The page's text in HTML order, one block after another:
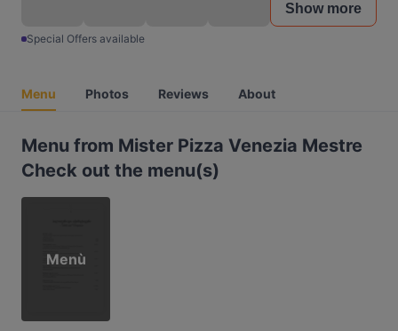
Show more
Special Offers available
Menu Photos Reviews About
Menu from Mister Pizza Venezia Mestre
Check out the menu(s)
Menù